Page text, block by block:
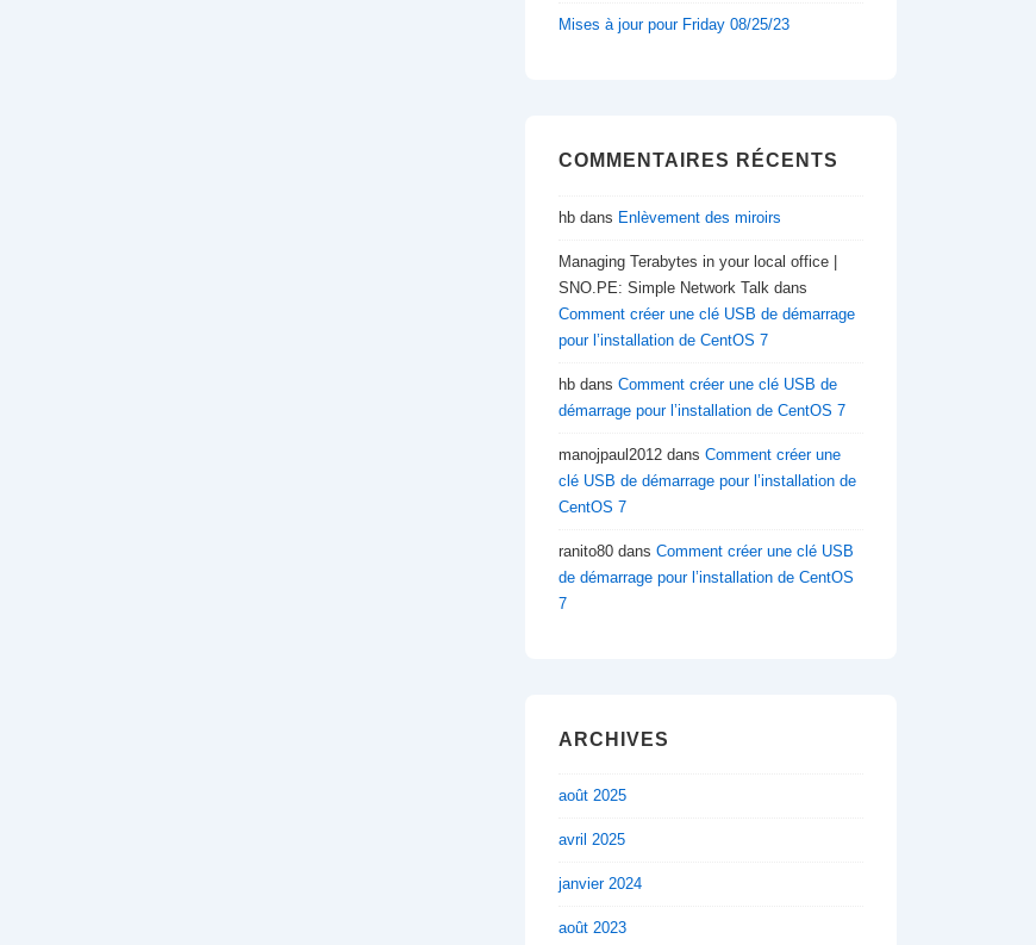
Mises à jour pour Friday 08/25/23
COMMENTAIRES RÉCENTS
hb dans Enlèvement des miroirs
Managing Terabytes in your local office |
SNO.PE: Simple Network Talk dans
Comment créer une clé USB de démarrage
pour l’installation de CentOS 7
hb dans Comment créer une clé USB de
démarrage pour l’installation de CentOS 7
manojpaul2012 dans Comment créer une
clé USB de démarrage pour l’installation de
CentOS 7
ranito80 dans Comment créer une clé USB
de démarrage pour l’installation de CentOS
7
ARCHIVES
août 2025
avril 2025
janvier 2024
août 2023